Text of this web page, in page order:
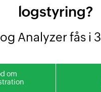
logstyring?
Analyzer fås i
GRATIS UDGAVE
om